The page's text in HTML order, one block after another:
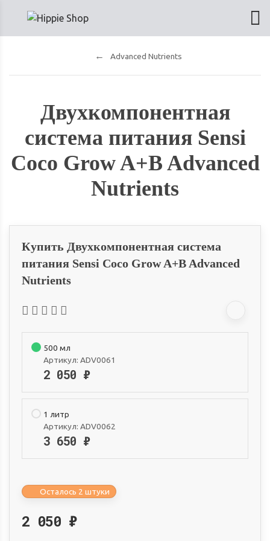
Advanced Nutrients
Двухкомпонентная
система питания Sensi
Coco Grow A+B Advanced
Nutrients
Купить Двухкомпонентная система
питания Sensi Coco Grow A+B Advanced
Nutrients
500 мл
Артикул: ADV0061
2 050 ₽
1 литр
Артикул: ADV0062
3 650 ₽
Осталось 2 штуки
2 050 ₽